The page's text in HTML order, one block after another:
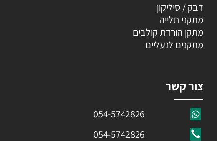
דבק / סיליקון
מתקני תלייה
מתקן הורדת קולבים
מתקנים לנעליים
צור קשר
054-5742826
054-5742826